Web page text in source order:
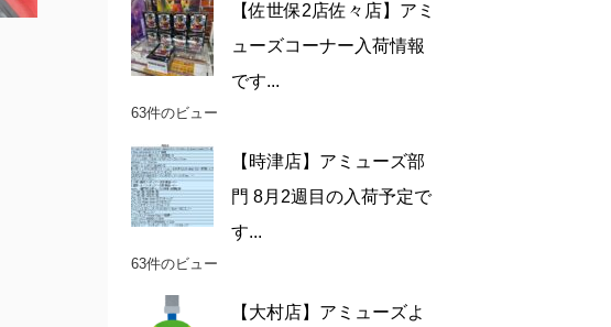
【佐世保2店佐々店】アミ
ューズコーナー入荷情報
です...
63件のビュー
【時津店】アミューズ部
門 8月2週目の入荷予定で
す...
63件のビュー
【大村店】アミューズよ